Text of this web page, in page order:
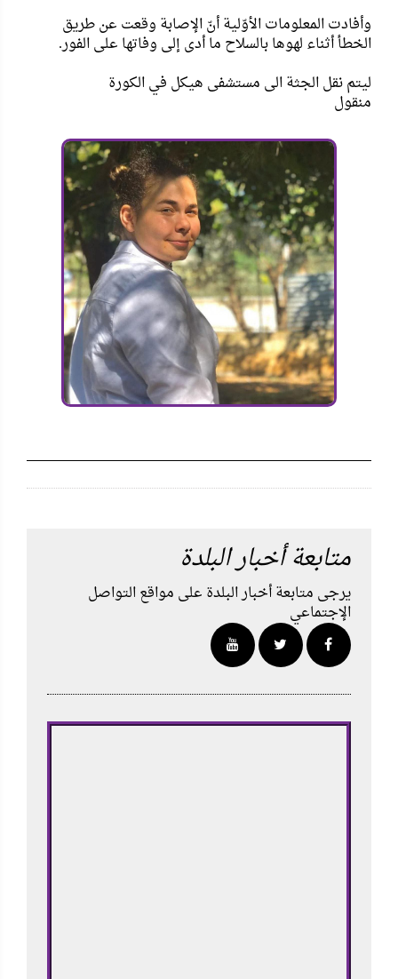
وأفادت المعلومات الأوّلية أنّ الإصابة وقعت عن طريق
الخطأ أثناء لهوها بالسلاح ما أدى إلى وفاتها على الفور.
ليتم نقل الجثة الى مستشفى هيكل في الكورة
منقول
متابعة أخبار البلدة
يرجى متابعة أخبار البلدة على مواقع التواصل
الإجتماعي